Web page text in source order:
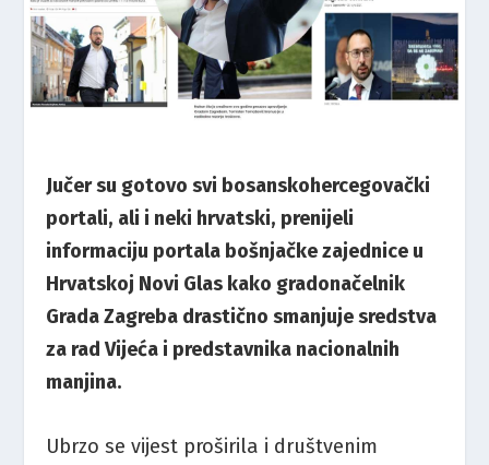
Jučer su gotovo svi bosanskohercegovački
portali, ali i neki hrvatski, prenijeli
informaciju portala bošnjačke zajednice u
Hrvatskoj Novi Glas kako gradonačelnik
Grada Zagreba drastično smanjuje sredstva
za rad Vijeća i predstavnika nacionalnih
manjina.
Ubrzo se vijest proširila i društvenim